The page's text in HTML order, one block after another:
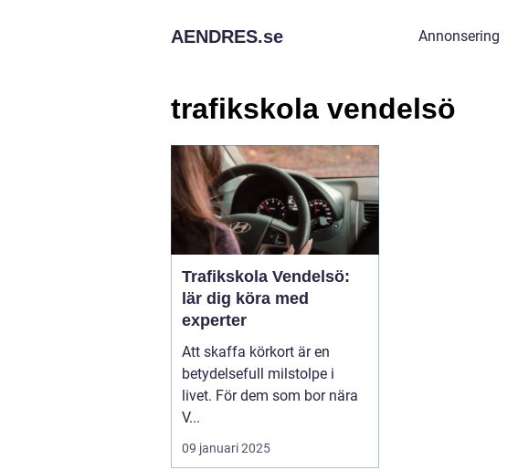
AENDRES.se Annonsering
trafikskola vendelsö
Trafikskola Vendelsö:
lär dig köra med
experter
Att skaffa körkort är en
betydelsefull milstolpe i
livet. För dem som bor nära
V...
09 januari 2025